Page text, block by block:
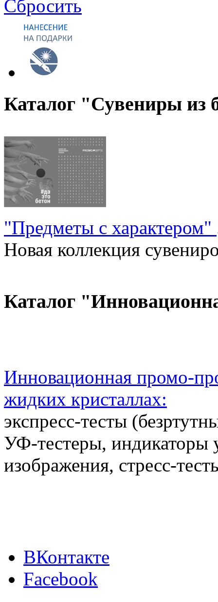
Сбросить
Каталог "Сувениры из
"Предметы с характером"
Новая коллекция
Каталог
Инновационная промо-
жидких кристаллах:
экспресс-тесты
УФ-тестеры, индикаторы
изображения, стресс-
ВКонтакте
Facebook